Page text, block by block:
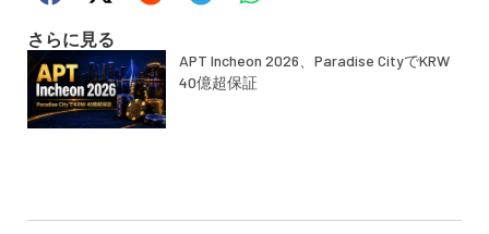
さらに見る
APT Incheon 2026、Paradise CityでKRW
40億超保証